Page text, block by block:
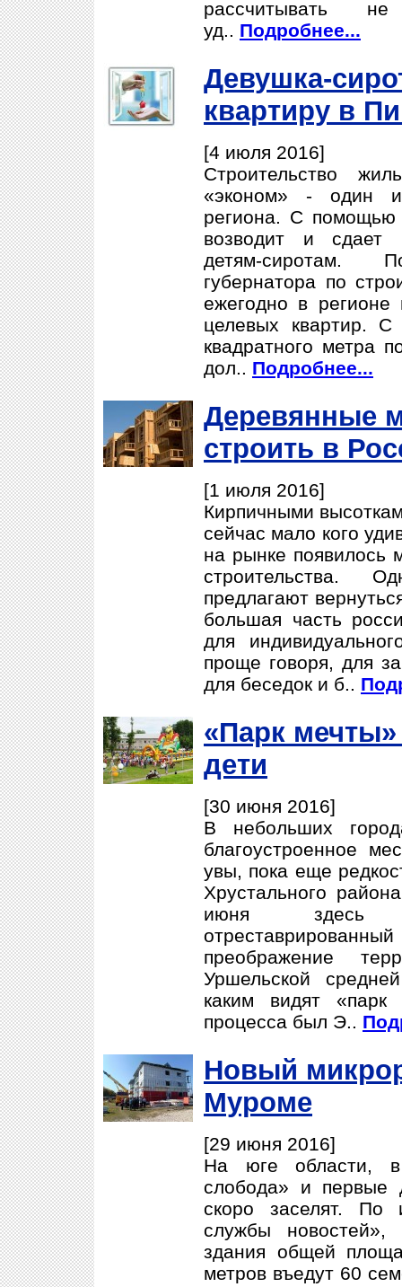
рассчитывать
уд.. Подробнее...
Девушка-
квартиру в
[4 июля 2016]
Строительство
«эконом» - один
региона. С помощью
возводит и сдает
детям-сиротам.
губернатора по
ежегодно в регионе
целевых квартир. С
квадратного метра
дол.. Подробнее...
Деревянные
строить в
[1 июля 2016]
Кирпичными
сейчас мало кого
на рынке появилось
строительства.
предлагают
большая часть
для
проще говоря, для
для беседок и б..
«Парк
дети
[30 июня 2016]
В небольших
благоустроенное
увы, пока еще
Хрустального
июня здесь
преображение
Уршельской
каким видят
процесса был Э..
Новый
Муроме
[29 июня 2016]
На юге области,
слобода» и первые
скоро заселят. По
службы
здания общей
метров въедут 60